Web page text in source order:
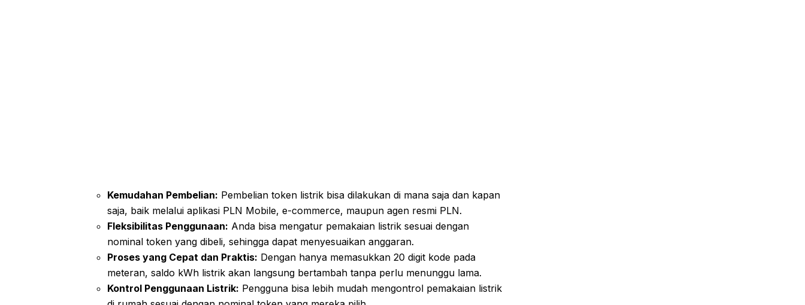
Kemudahan Pembelian: Pembelian token listrik bisa dilakukan di mana saja dan kapan
saja, baik melalui aplikasi PLN Mobile, e-commerce, maupun agen resmi PLN.
Fleksibilitas Penggunaan: Anda bisa mengatur pemakaian listrik sesuai dengan
nominal token yang dibeli, sehingga dapat menyesuaikan anggaran.
Proses yang Cepat dan Praktis: Dengan hanya memasukkan 20 digit kode pada
meteran, saldo kWh listrik akan langsung bertambah tanpa perlu menunggu lama.
Kontrol Penggunaan Listrik: Pengguna bisa lebih mudah mengontrol pemakaian listrik